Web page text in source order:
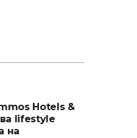
Hotels &
lifestyle
на